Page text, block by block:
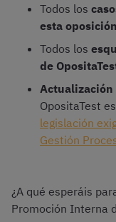
Todos los
esta oposición
Todos los
de
OpositaTest
legislación
Gestión
¿A qué esperáis
Promoción Interna